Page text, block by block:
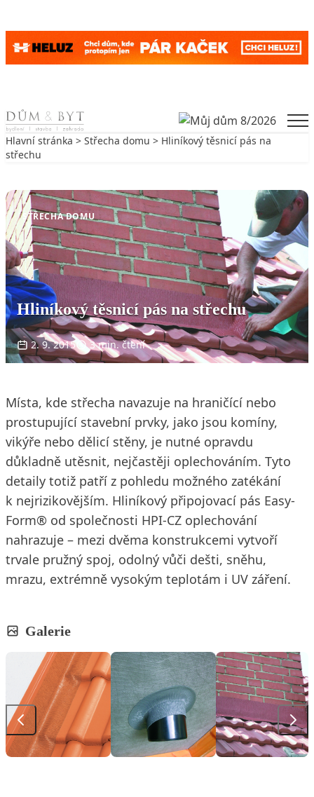
Skip to content
Hlavní stránka > Střecha domu > Hliníkový těsnicí pás na
střechu
STŘECHA DOMU
Hliníkový těsnicí pás na střechu
2. 9. 2015 3 min. čtení
Místa, kde střecha navazuje na hraničící nebo
prostupující stavební prvky, jako jsou komíny,
vikýře nebo dělicí stěny, je nutné opravdu
důkladně utěsnit, nejčastěji oplechováním. Tyto
detaily totiž patří z pohledu možného zatékání
k nejrizikovějším. Hliníkový připojovací pás Easy-
Form® od společnosti HPI-CZ oplechování
nahrazuje – mezi dvěma konstrukcemi vytvoří
trvale pružný spoj, odolný vůči dešti, sněhu,
mrazu, extrémně vysokým teplotám i UV záření.
Galerie